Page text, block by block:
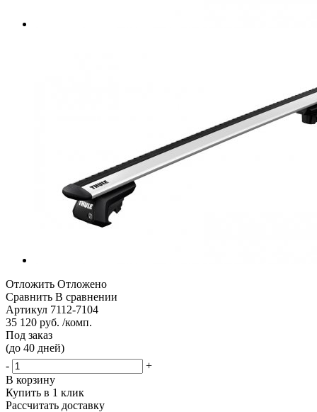
Отложить Отложено
Сравнить В сравнении
Артикул 7112-7104
35 120 руб. /комп.
Под заказ
(до 40 дней)
-
+
В корзину
Купить в 1 клик
Рассчитать доставку